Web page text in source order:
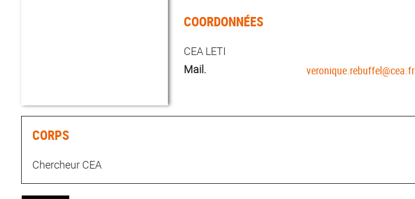
COORDONNÉES
CEA LETI
Mail.
veronique.rebuffel@cea.fr
CORPS
Chercheur CEA